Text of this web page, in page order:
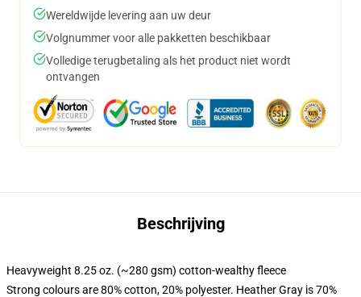
Wereldwijde levering aan uw deur
Volgnummer voor alle pakketten beschikbaar
Volledige terugbetaling als het product niet wordt
ontvangen
Beschrijving
Heavyweight 8.25 oz. (~280 gsm) cotton-wealthy fleece
Strong colours are 80% cotton, 20% polyester. Heather Gray is 70%